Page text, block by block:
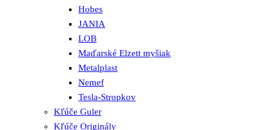
Hobes
JANIA
LOB
Maďarské Elzett myšiak
Metalplast
Nemef
Tesla-Stropkov
Kľúče Guler
Kľúče Originály